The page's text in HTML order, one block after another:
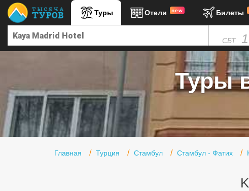
Туры Отели new Билеты
СБТ
Туры
Главная Турция Стамбул Стамбул - Фатих
Главная
Туры в ОАЭ
Офис г. Москва